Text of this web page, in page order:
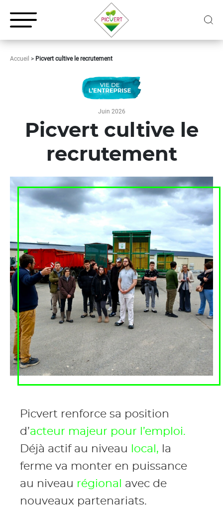
Accueil > Picvert cultive le recrutement
Juin 2026
Picvert cultive le
recrutement
Picvert renforce sa position
d’acteur majeur pour l’emploi.
Déjà actif au niveau
local, la
ferme va monter en puissance
au niveau régional
avec de
nouveaux partenariats.